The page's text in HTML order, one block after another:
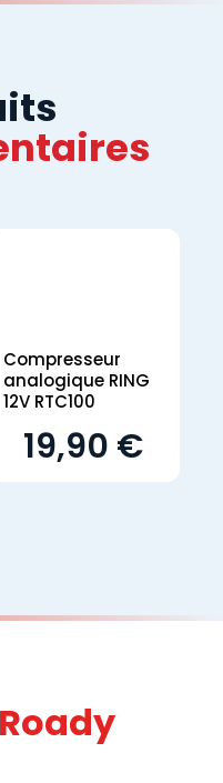
Compresseur
analogique RING
12V RTC100
19,90 €
Roady